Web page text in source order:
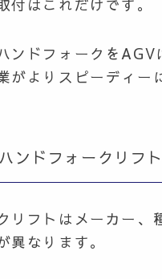
付はこれだけです。
ンドフォークをAGV
がよりスピーディー
ンドフォークリフ
リフトはメーカー、
異なります。